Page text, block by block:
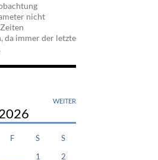
nicht
da immer der letzte
WEITER
F S S
1
2